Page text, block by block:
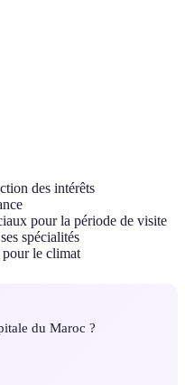
des intérêts
pour la période de visite
spécialités
pour le climat
du Maroc ?